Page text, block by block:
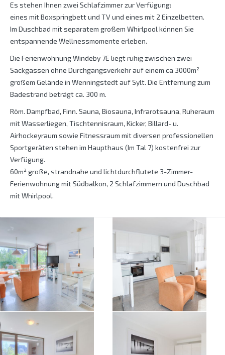
Es stehen Ihnen zwei Schlafzimmer zur Verfügung:
eines mit Boxspringbett und TV und eines mit 2 Einzelbetten.
Im Duschbad mit separatem großem Whirlpool können Sie
entspannende Wellnessmomente erleben.
Die Ferienwohnung Windeby 7E liegt ruhig zwischen zwei
Sackgassen ohne Durchgangsverkehr auf einem ca 3000m²
großem Gelände in Wenningstedt auf Sylt. Die Entfernung zum
Badestrand beträgt ca. 300 m.
Röm. Dampfbad, Finn. Sauna, Biosauna, Infrarotsauna, Ruheraum
mit Wasserliegen, Tischtennisraum, Kicker, Billard- u.
Airhockeyraum sowie Fitnessraum mit diversen professionellen
Sportgeräten stehen im Haupthaus (Im Tal 7) kostenfrei zur
Verfügung.
60m² große, strandnahe und lichtdurchflutete 3-Zimmer-
Ferienwohnung mit Südbalkon, 2 Schlafzimmern und Duschbad
mit Whirlpool.